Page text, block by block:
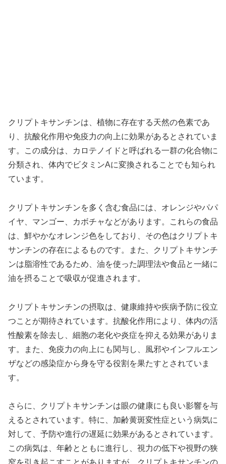
クリプトキサンチンは、植物に存在する天然の色素であ
り、抗酸化作用や免疫力の向上に効果があるとされていま
す。この成分は、カロテノイドと呼ばれる一群の化合物に
分類され、体内でビタミンAに変換されることでも知られ
ています。
クリプトキサンチンを多く含む食品には、オレンジやパパ
イヤ、マンゴー、カボチャなどがあります。これらの食品
は、鮮やかなオレンジ色をしており、その色はクリプトキ
サンチンの存在によるものです。また、クリプトキサンチ
ンは脂溶性であるため、油を使った調理法や食品と一緒に
油を摂ることで吸収が促進されます。
クリプトキサンチンの摂取は、健康維持や疾病予防に役立
つことが期待されています。抗酸化作用により、体内の活
性酸素を除去し、細胞の老化や炎症を抑える効果がありま
す。また、免疫力の向上にも関与し、風邪やインフルエン
ザなどの感染症から身を守る役割を果たすとされていま
す。
さらに、クリプトキサンチンは眼の健康にも良い影響を与
えるとされています。特に、加齢黄斑変性症という病気に
対して、予防や進行の遅延に効果があるとされています。
この病気は、年齢とともに進行し、視力の低下や視野の狭